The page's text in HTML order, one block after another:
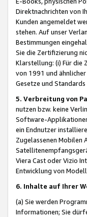
Direktnachrichten von
Kunden angemeldet
stehen. Auf unser
Bestimmungen
Sie die Zertifizierung
Klarstellung: (i) Für die
von 1991 und
Gesetze und
5. Verbreitung von
nutzen bzw. keine
Software-
ein Endnutzer
Zugelassenen Mobilen
Viera Cast oder Vizio
Entwicklung von
6. Inhalte auf Ihrer
(a) Sie werden
Informationen; Sie